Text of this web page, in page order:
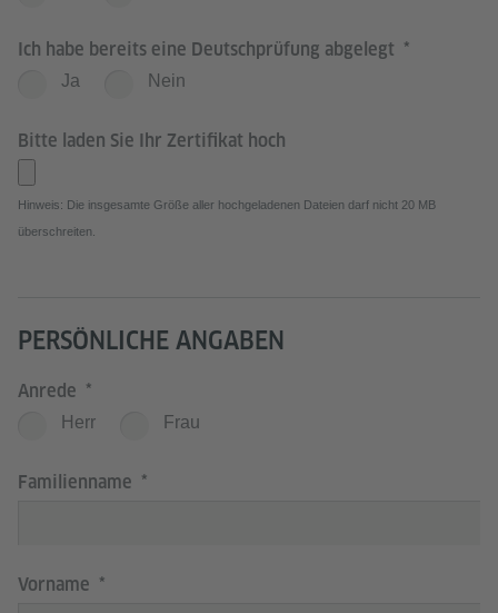
Ich habe bereits eine Deutschprüfung abgelegt
Ja Nein
Bitte laden Sie Ihr Zertifikat hoch
Hinweis: Die insgesamte Größe aller hochgeladenen Dateien darf nicht 20 MB
überschreiten.
PERSÖNLICHE ANGABEN
Anrede
Herr Frau
Familienname
Vorname